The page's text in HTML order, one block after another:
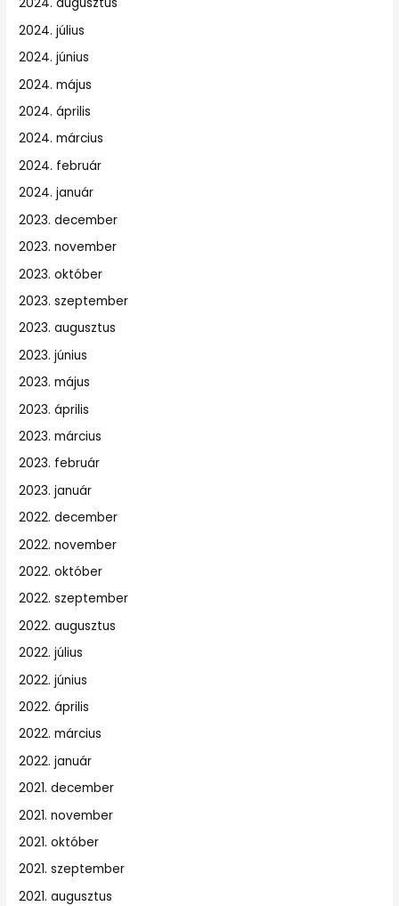
2024. augusztus
2024. július
2024. június
2024. május
2024. április
2024. március
2024. február
2024. január
2023. december
2023. november
2023. október
2023. szeptember
2023. augusztus
2023. június
2023. május
2023. április
2023. március
2023. február
2023. január
2022. december
2022. november
2022. október
2022. szeptember
2022. augusztus
2022. július
2022. június
2022. április
2022. március
2022. január
2021. december
2021. november
2021. október
2021. szeptember
2021. augusztus